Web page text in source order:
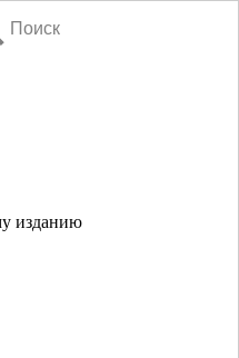
Поиск
изданию